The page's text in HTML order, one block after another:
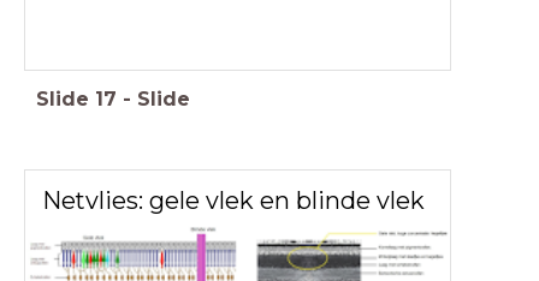
Slide 17 - Slide
Netvlies: gele vlek en blinde vlek